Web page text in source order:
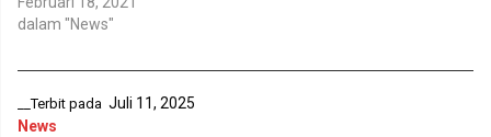
a
y
a
b
r
e
l
n
b
dalam "News"
__Terbit pada Juli 11, 2025
News